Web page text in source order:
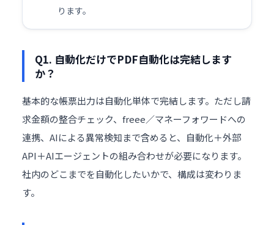
ります。
Q1. 自動化だけでPDF自動化は完結します
か？
基本的な帳票出力は自動化単体で完結します。ただし請
求金額の整合チェック、freee／マネーフォワードへの
連携、AIによる異常検知まで含めると、自動化＋外部
API＋AIエージェントの組み合わせが必要になります。
社内のどこまでを自動化したいかで、構成は変わりま
す。